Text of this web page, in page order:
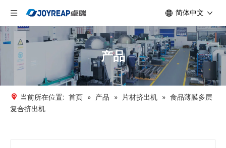
简体中文
产品
当前所在位置: 首页 » 产品 » 片材挤出机 » 食品薄膜多层
复合挤出机